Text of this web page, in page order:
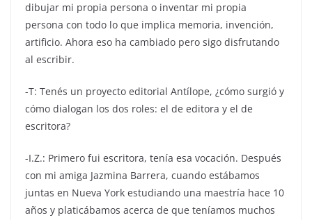
dibujar mi propia persona o inventar mi propia
persona con todo lo que implica memoria, invención,
artificio. Ahora eso ha cambiado pero sigo disfrutando
al escribir.
-T: Tenés un proyecto editorial Antílope, ¿cómo surgió y
cómo dialogan los dos roles: el de editora y el de
escritora?
-I.Z.: Primero fui escritora, tenía esa vocación. Después
con mi amiga Jazmina Barrera, cuando estábamos
juntas en Nueva York estudiando una maestría hace 10
años y platicábamos acerca de que teníamos muchos